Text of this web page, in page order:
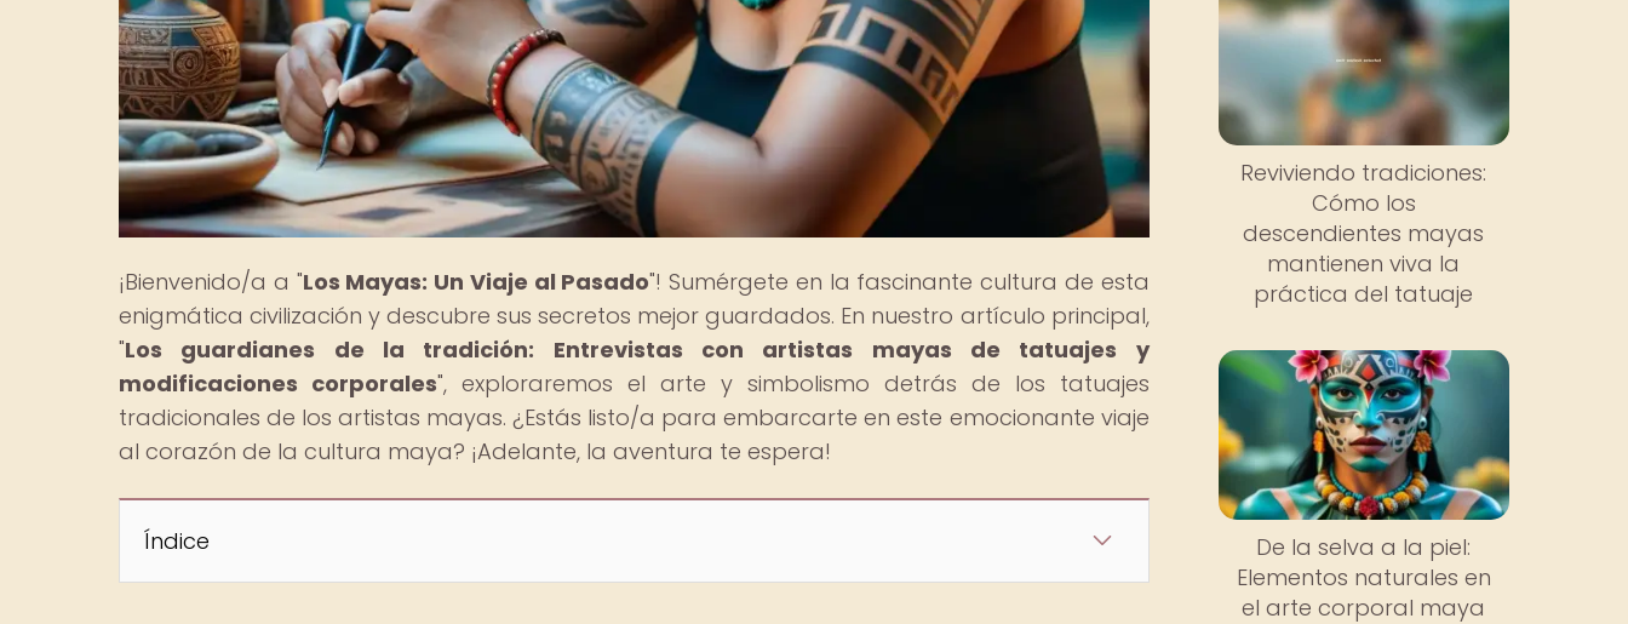
¡Bienvenido/a a "Los Mayas: Un Viaje al Pasado"! Sumérgete en la fascinante cultura de esta
enigmática civilización y descubre sus secretos mejor guardados. En nuestro artículo principal,
"Los guardianes de la tradición: Entrevistas con artistas mayas de tatuajes y
modificaciones corporales", exploraremos el arte y simbolismo detrás de los tatuajes
tradicionales de los artistas mayas. ¿Estás listo/a para embarcarte en este emocionante viaje
al corazón de la cultura maya? ¡Adelante, la aventura te espera!
Índice
Reviviendo tradiciones:
Cómo los
descendientes mayas
mantienen viva la
práctica del tatuaje
De la selva a la piel:
Elementos naturales en
el arte corporal maya